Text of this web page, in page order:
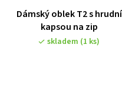
Dámský oblek T2 s hrudní
kapsou na zip
skladem (1 ks)